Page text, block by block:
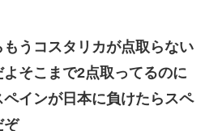
うコスタリカが点取らない
そこまで2点取ってるのに
インが日本に負けたらスペ
ぞ